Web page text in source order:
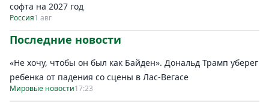
софта на 2027 год
Россия1 авг
Последние новости
«Не хочу, чтобы он был как Байден». Дональд Трамп уберег
ребенка от падения со сцены в Лас-Вегасе
Мировые новости17:23